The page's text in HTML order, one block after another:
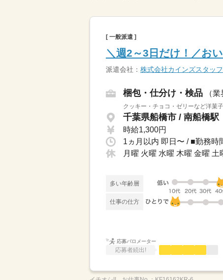
[ 一般派遣 ]
＼週2～3日だけ！／お
派遣会社： 株式会社カインズスタッフ
梱包・仕分け・検品 （
クッキー・チョコ・ゼリーなど洋
千葉県船橋市 / 南船橋駅
時給1,300円
月曜 火曜 水曜 木曜 金曜
多い年齢層
仕事の仕方
応募バロメーター
応募者続出!